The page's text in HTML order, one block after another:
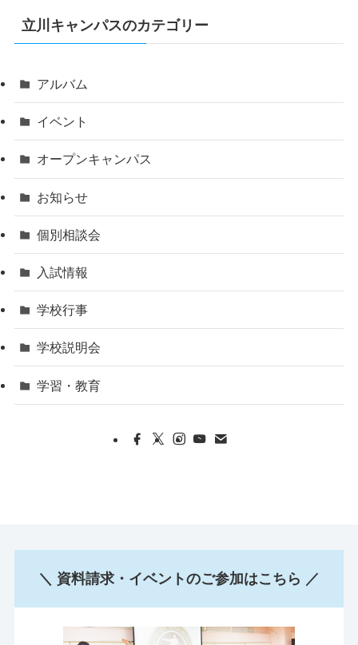
立川キャンパスのカテゴリー
アルバム
イベント
オープンキャンパス
お知らせ
個別相談会
入試情報
学校行事
学校説明会
学習・教育
＼ 資料請求・イベントのご参加はこちら ／